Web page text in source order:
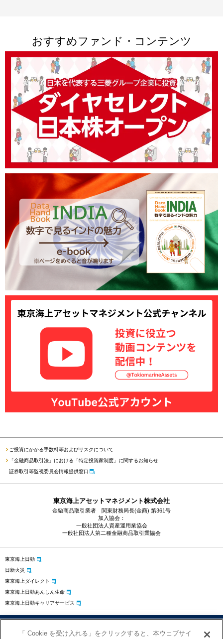
おすすめファンド・コンテンツ
ご投資にかかる手数料等およびリスクについて
「金融商品取引法」における「特定投資家制度」に関するお知らせ
証券取引等監視委員会情報提供窓口
東京海上アセットマネジメント株式会社
金融商品取引業者 関東財務局長(金商) 第361号
加入協会：
一般社団法人資産運用業協会
一般社団法人第二種金融商品取引業協会
東京海上日動
日新火災
東京海上ダイレクト
東京海上日動あんしん生命
東京海上日動キャリアサービス
お問い合わせ
クッキーの設定
「 Cookie を受け入れる」をクリックすると、本ウェブサイ